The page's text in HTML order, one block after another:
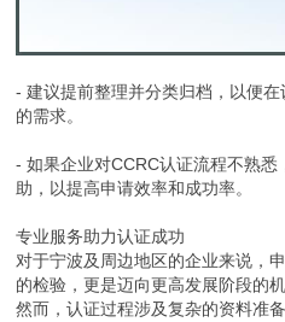
- 建议提前整理并分类归档，以便
的需求。
- 如果企业对CCRC认证流程不熟
助，以提高申请效率和成功率。
专业服务助力认证成功
对于宁波及周边地区的企业来说，
的检验，更是迈向更高发展阶段的机
然而，认证过程涉及复杂的资料准